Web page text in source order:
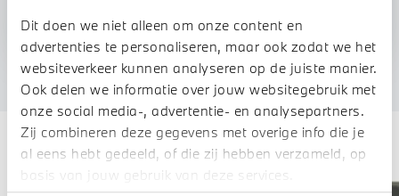
Dit doen we niet alleen om onze content en
advertenties te personaliseren, maar ook zodat we het
websiteverkeer kunnen analyseren op de juiste manier.
Ook delen we informatie over jouw websitegebruik met
onze social media-, advertentie- en analysepartners.
Zij combineren deze gegevens met overige info die je
al eens hebt gedeeld, of die zij hebben verzameld, op
basis van jouw gebruik van deze services.
Deze zijn vergelijkbaar